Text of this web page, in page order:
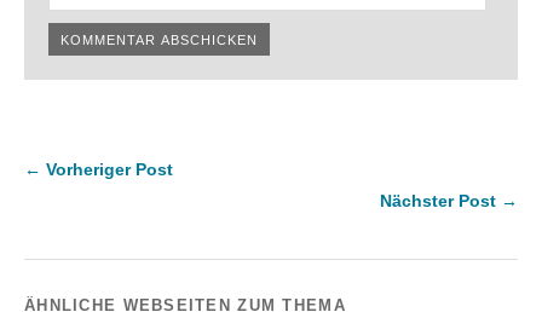
← Vorheriger Post
Nächster Post →
ÄHNLICHE WEBSEITEN ZUM THEMA